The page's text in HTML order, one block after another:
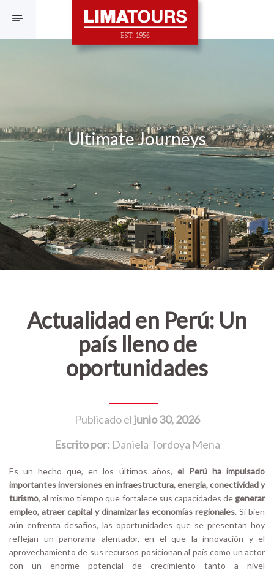
F
Ultimate Journeys
Actualidad en Perú: Un
país lleno de
oportunidades
Publicado eljunio 30, 2026
Escrito por: Daniela Tordoya Mena
Es un hecho que, en los últimos años, el Perú ha impulsado
importantes inversiones en infraestructura, energía, conectividad y
turismo, al mismo tiempo que fortalece sus capacidades degenerar
empleo, atraer capital y dinamizar las economías regionales. Si bien
aún enfrenta desafíos, las oportunidades que se presentan hoy
reflejan un panorama alentador, en el que la innovación y el
aprovechamiento de sus recursos posicionan al país como un actor
con un enorme potencial de crecimiento tanto a nivel